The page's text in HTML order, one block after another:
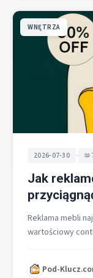
WNĘTRZA
2026-07-30 •
Jak
Reklama mebli
wartościowy
Pod-